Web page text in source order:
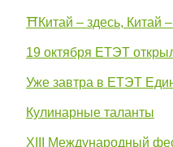
⛩Китай – здесь, Китай
19 октября ЕТЭТ
Уже завтра в ЕТЭТ
Кулинарные таланты
XIII Международный